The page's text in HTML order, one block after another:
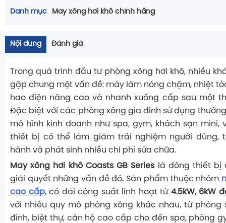
Danh mục Máy xông hơi khô chính hãng
Nội dung Đánh giá
Trong quá trình đầu tư phòng xông hơi khô, nhiều
gặp chung một vấn đề: máy làm nóng chậm, nhiệt
hao điện năng cao và nhanh xuống cấp sau một
Đặc biệt với các phòng xông gia đình sử dụng
mô hình kinh doanh như spa, gym, khách sạn mini,
thiết bị có thể làm giảm trải nghiệm người dùng,
hành và phát sinh nhiều chi phí sửa chữa.
Máy xông hơi khô Coasts GB Series là dòng thiết bị
giải quyết những vấn đề đó. Sản phẩm thuộc nhóm
cao cấp, có dải công suất linh hoạt từ 4.5kW, 6kW
với nhiều quy mô phòng xông khác nhau, từ phòng
đình, biệt thự, căn hộ cao cấp cho đến spa, phòng